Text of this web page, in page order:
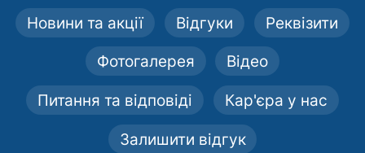
Новини та акції Відгуки Реквізити
Фотогалерея Відео
Питання та відповіді Кар'єра у нас
Залишити відгук